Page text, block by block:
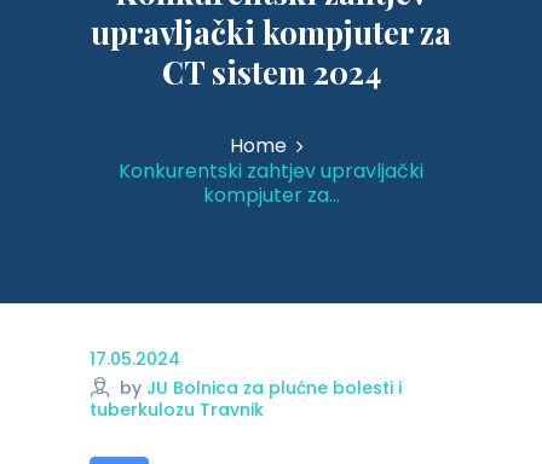
upravljački kompjuter za
CT sistem 2024
Home
Konkurentski zahtjev upravljački
kompjuter za...
17.05.2024
by JU Bolnica za plućne bolesti i
tuberkulozu Travnik